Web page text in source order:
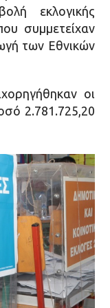
εκλογικής
συμμετείχαν
των Εθνικών
οι
2.781.725,20